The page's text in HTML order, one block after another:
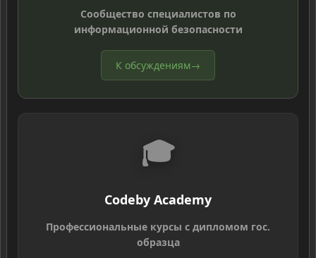
Сообщество специалистов по
информационной безопасности
К обсуждениям→
🎓
Codeby Academy
Профессиональные курсы с дипломом гос.
образца